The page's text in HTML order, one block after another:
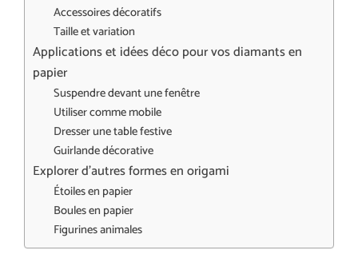
Accessoires décoratifs
Taille et variation
Applications et idées déco pour vos diamants en
papier
Suspendre devant une fenêtre
Utiliser comme mobile
Dresser une table festive
Guirlande décorative
Explorer d’autres formes en origami
Étoiles en papier
Boules en papier
Figurines animales